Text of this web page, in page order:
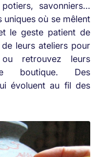
savonniers...
uniques où se mêlent
le geste patient de
leurs ateliers pour
retrouvez leurs
boutique. Des
évoluent au fil des